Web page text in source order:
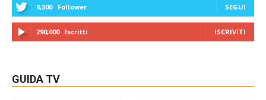
9,300 Follower SEGUI
290,000 Iscritti ISCRIVITI
GUIDA TV